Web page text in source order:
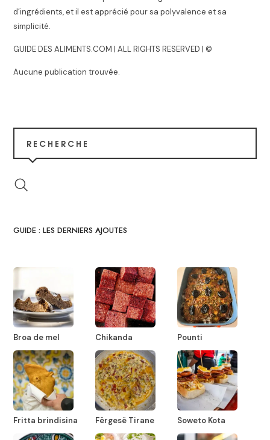
d’ingrédients, et il est apprécié pour sa polyvalence et sa
simplicité.
GUIDE DES ALIMENTS.COM | ALL RIGHTS RESERVED | ©
Aucune publication trouvée.
RECHERCHE
GUIDE : LES DERNIERS AJOUTES
Broa de mel Chikanda Pounti
Fritta brindisina Fërgesë Tirane Soweto Kota